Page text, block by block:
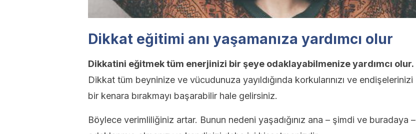
Dikkat eğitimi anı yaşamanıza yardımcı olur
Dikkatini eğitmek tüm enerjinizi bir şeye odaklayabilmenize yardımcı olur.
Dikkat tüm beyninize ve vücudunuza yayıldığında korkularınızı ve endişelerinizi
bir kenara bırakmayı başarabilir hale gelirsiniz.
Böylece verimliliğiniz artar. Bunun nedeni yaşadığınız ana – şimdi ve buradaya –